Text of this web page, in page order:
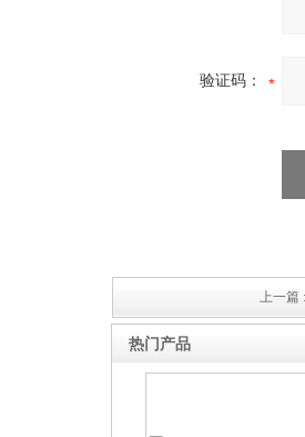
验证码：
上一篇
热门产品